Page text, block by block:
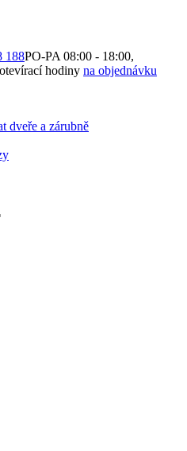
188PO-PA 08:00 - 18:00,
hodiny na objednávku
dveře a zárubně